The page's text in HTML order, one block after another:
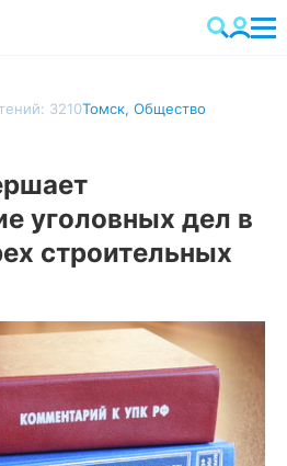
3210Томск, Общество
уголовных дел в
строительных